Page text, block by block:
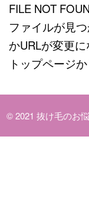
FILE NOT
ファイルが見
かURLが変更
トップページ
© 2021 抜け毛のお